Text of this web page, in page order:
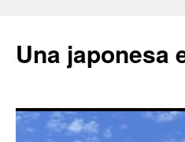
Una japonesa